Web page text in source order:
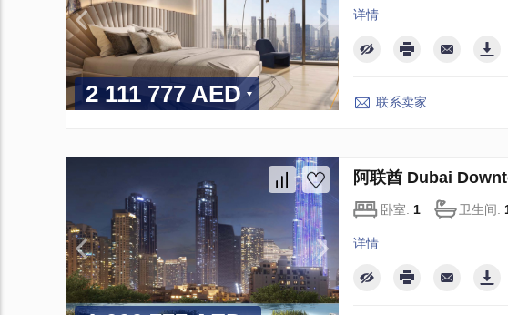
2 111 777 AED
详情
联系卖家
阿联酋 Dubai
卧室: 1 卫生间:
详情